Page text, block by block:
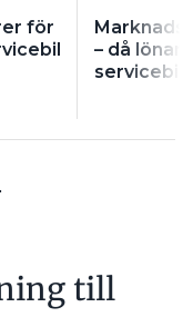
för
– då lönar
servicebil
till